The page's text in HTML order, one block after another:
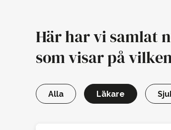
Här har vi samlat
som visar på
Alla Läkare